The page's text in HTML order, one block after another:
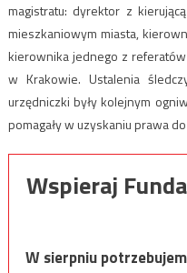
magistratu: dyrektor z
mieszkaniowym miasta,
kierownika jednego z
w Krakowie. Ustalenia
urzędniczki były kolejnym
pomagały w uzyskaniu prawa
Wspieraj
W sierpniu